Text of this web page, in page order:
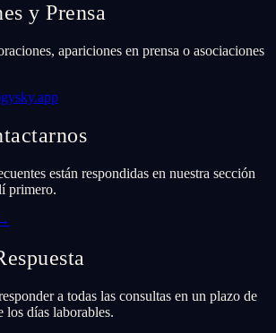
y Prensa
apariciones en prensa o asociaciones
están respondidas en nuestra sección
primero.
a todas las consultas en un plazo de
los días laborables.